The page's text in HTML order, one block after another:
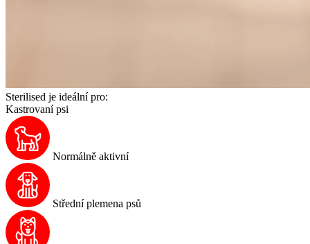
Sterilised je ideální pro:
Kastrovaní psi
Normálně aktivní
Střední plemena psů